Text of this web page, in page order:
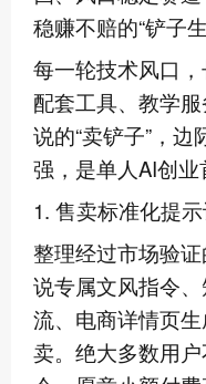
稳赚不赔的“铲子
每一轮技术风口
配套工具、教学
说的“卖铲子”，
强，是单人AI创业
1. 售卖标准化提
整理经过市场验
说专属文风指令
流、电商详情页
卖。绝大多数用